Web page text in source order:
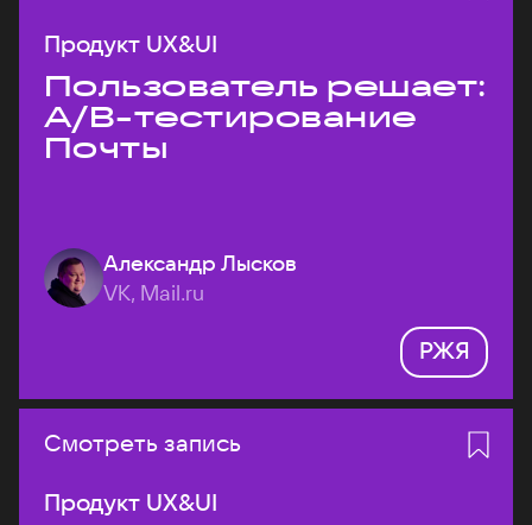
Продукт UX&UI
Пользователь решает:
A/B-тестирование
Почты
Александр Лысков
VK, Mail.ru
РЖЯ
Смотреть запись
Продукт UX&UI